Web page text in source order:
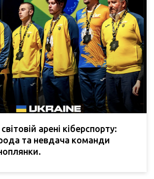
арені кіберспорту:
та невдача команди